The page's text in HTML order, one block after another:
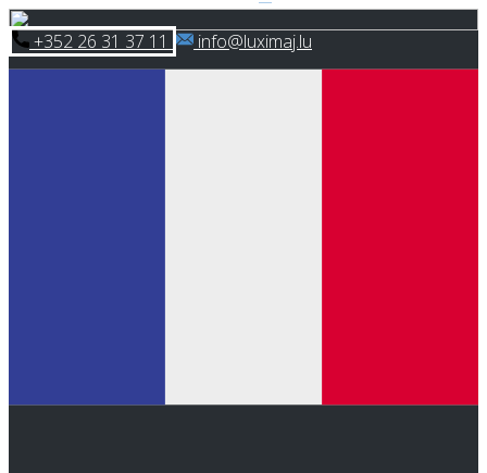
Skip
to
content
​+352 26 31 37 11 ​info@luximaj.lu